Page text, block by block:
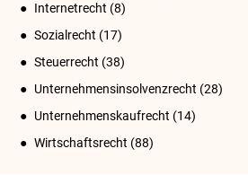
Internetrecht (8)
Sozialrecht (17)
Steuerrecht (38)
Unternehmensinsolvenzrecht (28)
Unternehmenskaufrecht (14)
Wirtschaftsrecht (88)